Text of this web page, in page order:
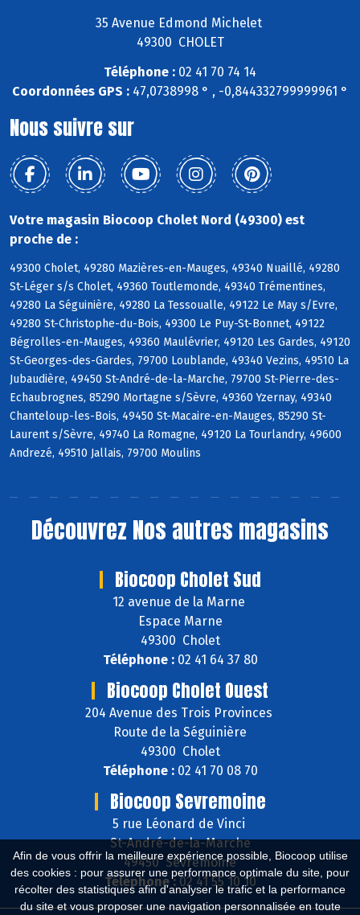
Afin de vous offrir la meilleure expérience possible, Biocoop utilise
des cookies : pour assurer une performance optimale du site, pour
récolter des statistiques afin d'analyser le trafic et la performance
du site et vous proposer une navigation personnalisée en toute
35 Avenue Edmond Michelet
49300 CHOLET
Téléphone : 02 41 70 74 14
Coordonnées GPS : 47,0738998 ° , -0,844332799999961 °
Nous suivre sur
Votre magasin Biocoop Cholet Nord (49300) est
proche de :
49300 Cholet, 49280 Mazières-en-Mauges, 49340 Nuaillé, 49280
St-Léger s/s Cholet, 49360 Toutlemonde, 49340 Trémentines,
49280 La Séguinière, 49280 La Tessoualle, 49122 Le May s/Evre,
49280 St-Christophe-du-Bois, 49300 Le Puy-St-Bonnet, 49122
Bégrolles-en-Mauges, 49360 Maulévrier, 49120 Les Gardes, 49120
St-Georges-des-Gardes, 79700 Loublande, 49340 Vezins, 49510 La
Jubaudière, 49450 St-André-de-la-Marche, 79700 St-Pierre-des-
Echaubrognes, 85290 Mortagne s/Sèvre, 49360 Yzernay, 49340
Chanteloup-les-Bois, 49450 St-Macaire-en-Mauges, 85290 St-
Laurent s/Sèvre, 49740 La Romagne, 49120 La Tourlandry, 49600
Andrezé, 49510 Jallais, 79700 Moulins
Découvrez Nos autres magasins
Biocoop Cholet Sud
12 avenue de la Marne
Espace Marne
49300 Cholet
Téléphone :02 41 64 37 80
Biocoop Cholet Ouest
204 Avenue des Trois Provinces
Route de la Séguinière
49300 Cholet
Téléphone :02 41 70 08 70
Biocoop Sevremoine
5 rue Léonard de Vinci
St-André-de-la-Marche
49450 Sèvremoine
Téléphone :02 41 55 10 10